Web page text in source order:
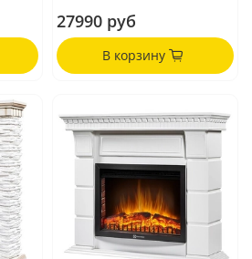
27990 руб
В корзину